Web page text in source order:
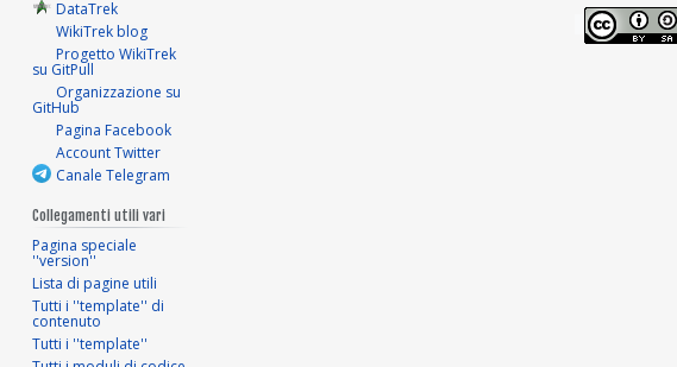
DataTrek
WikiTrek blog
Progetto WikiTrek
su GitPull
Organizzazione su
GitHub
Pagina Facebook
Account Twitter
Canale Telegram
Collegamenti utili vari
Pagina speciale
''version''
Lista di pagine utili
Tutti i ''template'' di
contenuto
Tutti i ''template''